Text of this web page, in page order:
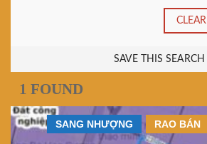
CLEAR
SAVE THIS SEARCH
1 FOUND
RAO BÁN
SANG NHƯỢNG